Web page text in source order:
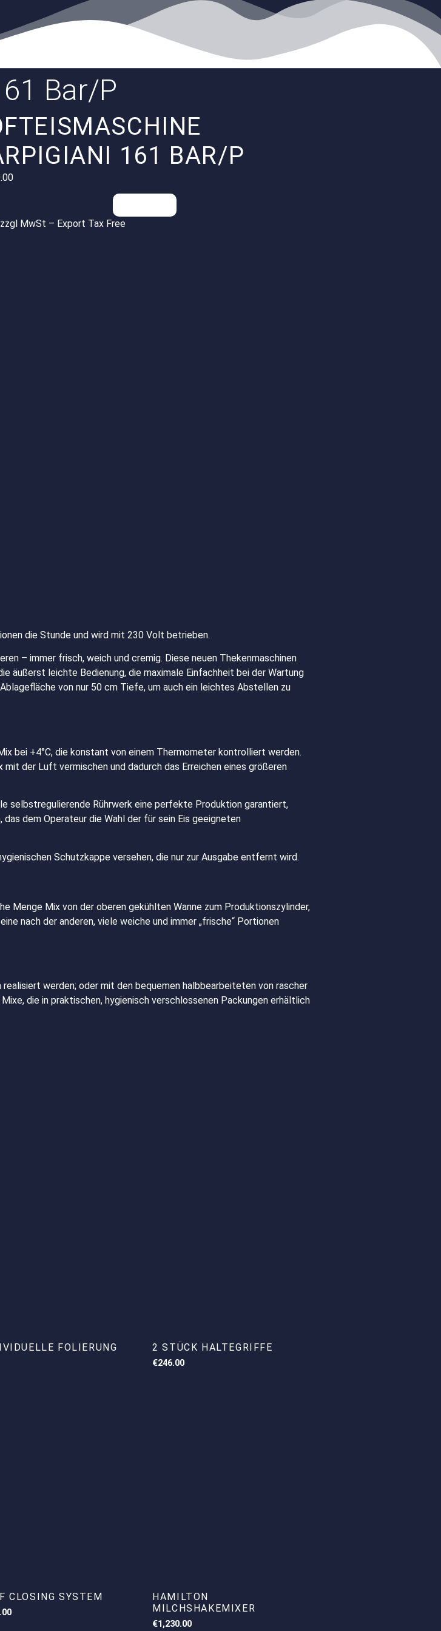
Bar/P
161 BAR/P
MwSt – Export Tax Free
die Stunde und wird mit 230 Volt betrieben.
– immer frisch, weich und cremig. Diese neuen Thekenmaschinen
äußerst leichte Bedienung, die maximale Einfachheit bei der Wartung
von nur 50 cm Tiefe, um auch ein leichtes Abstellen zu
bei +4°C, die konstant von einem Thermometer kontrolliert werden.
der Luft vermischen und dadurch das Erreichen eines größeren
selbstregulierende Rührwerk eine perfekte Produktion garantiert,
dem Operateur die Wahl der für sein Eis geeigneten
Schutzkappe versehen, die nur zur Ausgabe entfernt wird.
Menge Mix von der oberen gekühlten Wanne zum Produktionszylinder,
nach der anderen, viele weiche und immer „frische“ Portionen
werden; oder mit den bequemen halbbearbeiteten von rascher
die in praktischen, hygienisch verschlossenen Packungen erhältlich
FOLIERUNG 2 STÜCK HALTEGRIFFE
€246.00
CLOSING SYSTEM
HAMILTON
MILCHSHAKEMIXER
€1,230.00